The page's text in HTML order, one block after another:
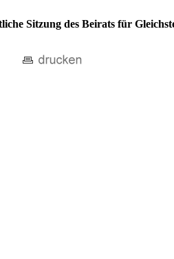
Sitzung des Beirats für